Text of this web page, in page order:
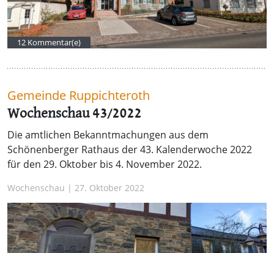
12 Kommentar(e)
Gemeinde Ruppichteroth
Wochenschau 43/2022
Die amtlichen Bekanntmachungen aus dem
Schönenberger Rathaus der 43. Kalenderwoche 2022
für den 29. Oktober bis 4. November 2022.
Wochenschau | 27. Oktober 2022